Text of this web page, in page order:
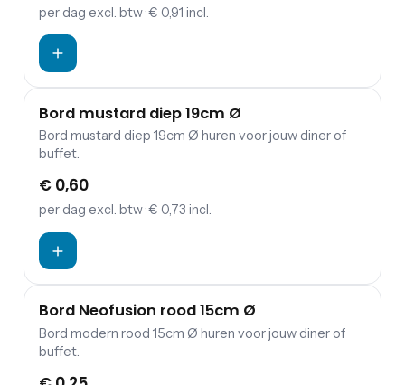
per dag excl. btw· € 0,91 incl.
Bord mustard diep 19cm Ø
Bord mustard diep 19cm Ø huren voor jouw diner of
buffet.
€ 0,60
per dag excl. btw· € 0,73 incl.
Bord Neofusion rood 15cm Ø
Bord modern rood 15cm Ø huren voor jouw diner of
buffet.